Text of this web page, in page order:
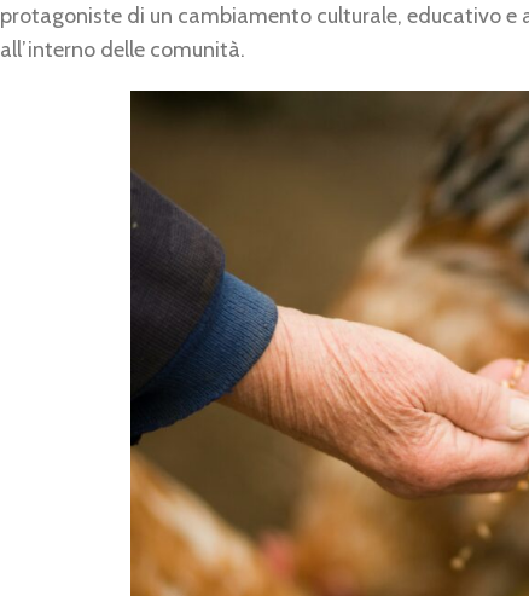
protagoniste di un cambiamento culturale, educativo
all’interno delle comunità.